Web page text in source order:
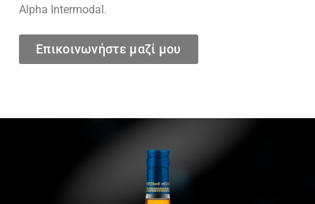
Alpha Intermodal.
Επικοινωνήστε μαζί μου